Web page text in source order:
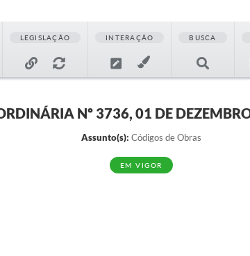
LEGISLAÇÃO INTERAÇÃO BUSCA
Nº 3736, 01 DE
Assunto(s): Códigos de Obras
EM VIGOR